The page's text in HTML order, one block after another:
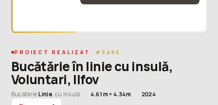
bucătărie
acum
poate
fi
alegerea
mai
eficientă
PROIECT REALIZAT · #5495
Bucătărie în linie cu insulă,
Voluntari, Ilfov
BucătărieLinie, cu insulă 4.61m × 4.34m
2024